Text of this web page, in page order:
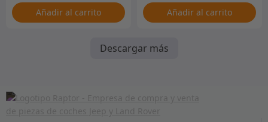
Añadir al carrito Añadir al carrito
Descargar más